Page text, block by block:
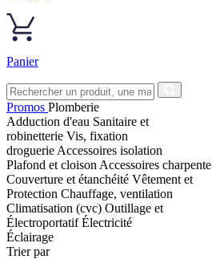
Panier
Promos Plomberie
Adduction d'eau Sanitaire et
robinetterie Vis, fixation
droguerie Accessoires isolation
Plafond et cloison Accessoires charpente
Couverture et étanchéité Vêtement et
Protection Chauffage, ventilation
Climatisation (cvc) Outillage et
ÉlectroportatifÉlectricité
Éclairage
Trier par